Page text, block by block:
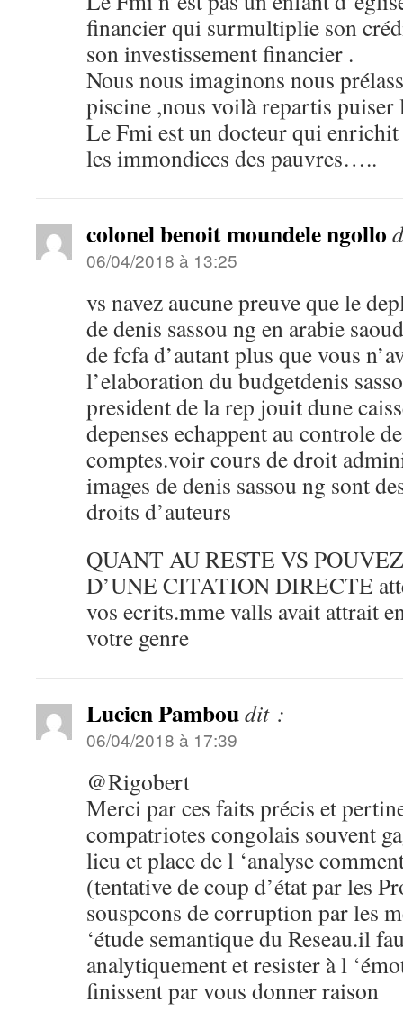
financier qui surmultiplie son
son investissement financier .
Nous nous imaginons nous
piscine ,nous voilà repartis puiser
Le Fmi est un docteur qui
les immondices des pauvres…..
colonel benoit moundele ngollo
06/04/2018 à 13:25
vs navez aucune preuve que le
de denis sassou ng en arabie
de fcfa d’autant plus que vous
l’elaboration du budgetdenis
president de la rep jouit dune
depenses echappent au controle
comptes.voir cours de droit
images de denis sassou ng sont
droits d’auteurs
QUANT AU RESTE VS
D’UNE CITATION DIRECTE
vos ecrits.mme valls avait attrait
votre genre
Lucien Pamboudit :
06/04/2018 à 17:39
@Rigobert
Merci par ces faits précis et
compatriotes congolais souvent
lieu et place de l ‘analyse
(tentative de coup d’état par les
souspcons de corruption par les
‘étude semantique du Reseau.il
analytiquement et resister à l
finissent par vous donner raison